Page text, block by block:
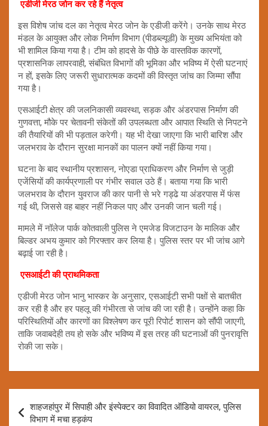
एडीजी मेरठ जोन कर रहे हैं नेतृत्व
इस विशेष जांच दल का नेतृत्व मेरठ जोन के एडीजी करेंगे। उनके साथ मेरठ
मंडल के आयुक्त और लोक निर्माण विभाग (पीडब्ल्यूडी) के मुख्य अभियंता को
भी शामिल किया गया है। टीम को हादसे के पीछे के वास्तविक कारणों,
प्रशासनिक लापरवाही, संबंधित विभागों की भूमिका और भविष्य में ऐसी घटनाएं
न हों, इसके लिए जरूरी सुधारात्मक कदमों की विस्तृत जांच का जिम्मा सौंपा
गया है।
एसआईटी क्षेत्र की जलनिकासी व्यवस्था, सड़क और अंडरपास निर्माण की
गुणवत्ता, मौके पर चेतावनी संकेतों की उपलब्धता और आपात स्थिति से निपटने
की तैयारियों की भी पड़ताल करेगी। यह भी देखा जाएगा कि भारी बारिश और
जलभराव के दौरान सुरक्षा मानकों का पालन क्यों नहीं किया गया।
घटना के बाद स्थानीय प्रशासन, नोएडा प्राधिकरण और निर्माण से जुड़ी
एजेंसियों की कार्यप्रणाली पर गंभीर सवाल उठे हैं। बताया गया कि भारी
जलभराव के दौरान युवराज की कार पानी से भरे गड्ढे या अंडरपास में फंस
गई थी, जिससे वह बाहर नहीं निकल पाए और उनकी जान चली गई।
मामले में नॉलेज पार्क कोतवाली पुलिस ने एमजेड विजटाउन के मालिक और
बिल्डर अभय कुमार को गिरफ्तार कर लिया है। पुलिस स्तर पर भी जांच आगे
बढ़ाई जा रही है।
एसआईटी की प्राथमिकता
एडीजी मेरठ जोन भानु भास्कर के अनुसार, एसआईटी सभी पक्षों से बातचीत
कर रही है और हर पहलू की गंभीरता से जांच की जा रही है। उन्होंने कहा कि
परिस्थितियों और कारणों का विश्लेषण कर पूरी रिपोर्ट शासन को सौंपी जाएगी,
ताकि जवाबदेही तय हो सके और भविष्य में इस तरह की घटनाओं की पुनरावृत्ति
रोकी जा सके।
navigation
शाहजहांपुर में सिपाही और इंस्पेक्टर का विवादित ऑडियो वायरल, पुलिस
विभाग में मचा हड़कंप